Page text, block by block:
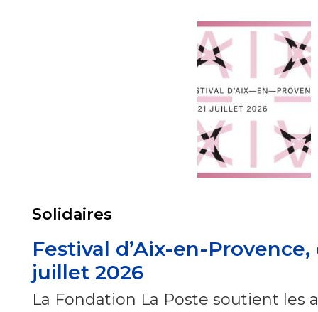
Solidaires
Festival d’Aix-en-Provence,
juillet 2026
La Fondation La Poste soutient les